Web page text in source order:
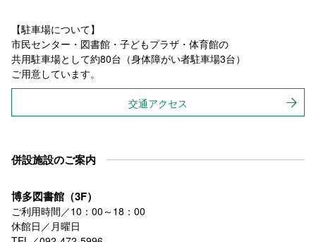
【駐車場について】
市民センター・図書館・子どもプラザ・体育館の
共用駐車場として約80台（身体障がい者駐車場3台）
ご用意しています。
交通アクセス
併設施設のご案内
博多図書館（3F）
ご利用時間／10：00～18：00
休館日／月曜日